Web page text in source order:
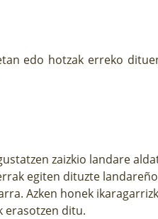
edo hotzak erreko
zaizkio landare
egiten dituzte
Azken honek
erasotzen ditu.